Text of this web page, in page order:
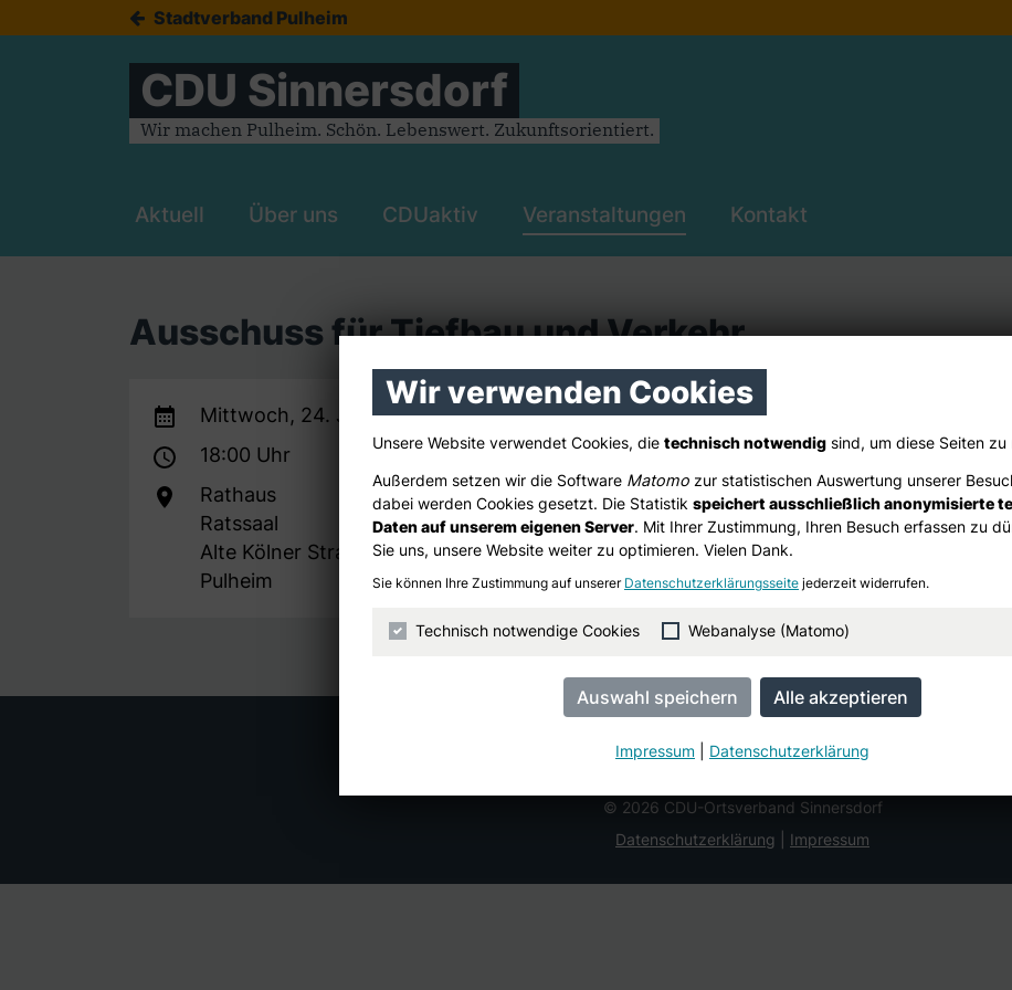
Stadtverband Pulheim
CDU Sinnersdorf
Wir machen Pulheim. Schön. Lebenswert. Zukunftsorientiert.
Aktuell Über uns CDUaktiv Veranstaltungen Kontakt
Ausschuss für Tiefbau und Verkehr
Mittwoch, 24. Juni 2026
18:00 Uhr
Rathaus
Ratssaal
Alte Kölner Straße 26
Pulheim
Adresse suchen (Google Maps)
© 2026 CDU-Ortsverband Sinnersdorf
Datenschutzerklärung
Impressum
Wir verwenden Cookies
Unsere Website verwendet Cookies, die technisch notwendig sind, um diese Seiten zu
Außerdem setzen wir die Software Matomo zur statistischen Auswertung unserer
dabei werden Cookies gesetzt. Die Statistik speichert ausschließlich anonymisierte
Daten auf unserem eigenen Server. Mit Ihrer Zustimmung, Ihren Besuch erfassen zu
Sie uns, unsere Website weiter zu optimieren. Vielen Dank.
Sie können Ihre Zustimmung auf unserer Datenschutzerklärungsseite jederzeit widerrufen.
Technisch notwendige Cookies Webanalyse (Matomo)
Impressum Datenschutzerklärung